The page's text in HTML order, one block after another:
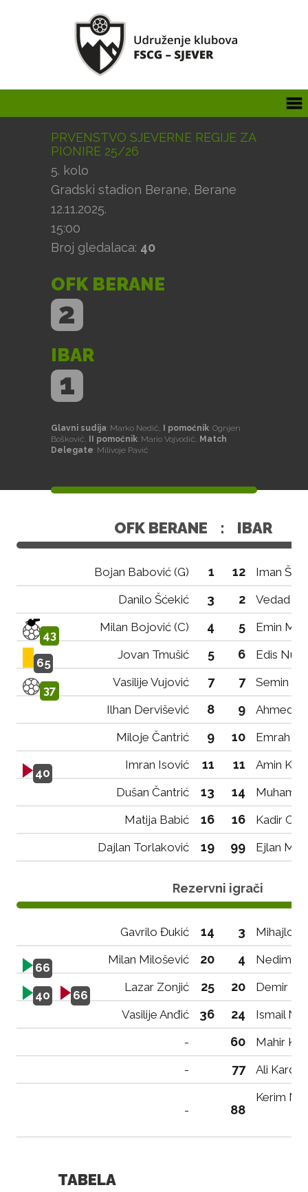
PRVENSTVO SJEVERNE REGIJE ZA
PIONIRE 25/26
5. kolo
Gradski stadion Berane, Berane
12.11.2025.
15:00
Broj gledalaca: 40
OFK BERANE
2
IBAR
1
Glavni sudija: Marko Nedić, I pomoćnik: Ognjen
Bošković,
II pomoćnik: Mario Vojvodić, Match
Delegate: Milivoje Pavić
OFK BERANE : IBAR
Bojan Babović (G) 1 12
Iman
Danilo Šćekić
3 2 Vedad
43
Milan Bojović (C) 4 5 Emin
65
Jovan Tmušić 5 6 Edis
37
Vasilije Vujović 7 7
Semin
Ilhan Dervišević
8 9
Ahmed
Miloje Čantrić
9 10 Emrah
40
Imran Isović 11 11
Amin
Dušan Čantrić
13 14
Matija Babić
16 16
Kadir
Dajlan Torlaković
19 99 Ejlan
Rezervni igrači
Gavrilo Đukić 14 3 Mihajlo
66
Milan Milošević 20 4 Nedim
40 66
Lazar Zonjić 25 20
Demir
Vasilije Anđić
36 24
Ismail
-
60
Mahir
-
77 Ali
- 88
Kerim
TABELA